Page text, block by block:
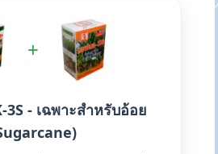
+
3S - เฉพาะสำหรับอ้อย